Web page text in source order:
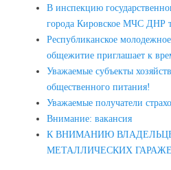
В инспекцию
города Кировское МЧС ДНР
Республиканское
общежитие приглашает к
Уважаемые субъекты
общественного питания!
Уважаемые получатели
Внимание: вакансия
К ВНИМАНИЮ
МЕТАЛЛИЧЕСКИХ